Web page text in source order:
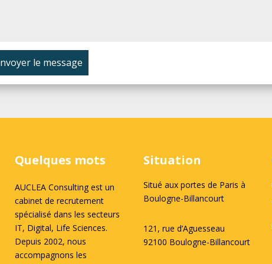
le message
Quelques mots
AUCLEA Consulting est un
cabinet de recrutement
spécialisé dans les secteurs
IT, Digital, Life Sciences.
Depuis 2002, nous
accompagnons les
Situation
Situé aux portes de Paris à
Boulogne-Billancourt
121, rue d’Aguesseau
92100 Boulogne-Billancourt